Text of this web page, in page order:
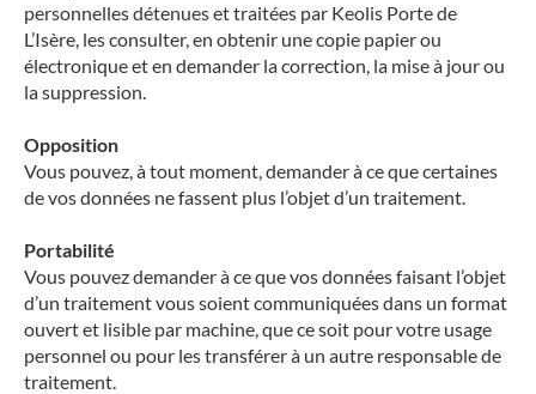
personnelles détenues et traitées par Keolis Porte de
L’Isère, les consulter, en obtenir une copie papier ou
électronique et en demander la correction, la mise à jour ou
la suppression.
Opposition
Vous pouvez, à tout moment, demander à ce que certaines
de vos données ne fassent plus l’objet d’un traitement.
Portabilité
Vous pouvez demander à ce que vos données faisant l’objet
d’un traitement vous soient communiquées dans un format
ouvert et lisible par machine, que ce soit pour votre usage
personnel ou pour les transférer à un autre responsable de
traitement.